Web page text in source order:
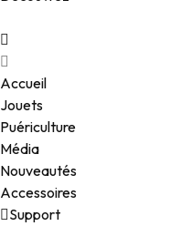
Accueil
Jouets
Puériculture
Média
Nouveautés
Accessoires
Support